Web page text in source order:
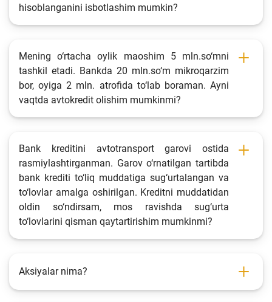
hisoblanganini isbotlashim mumkin?
Mening o‘rtacha oylik maoshim 5 mln.so‘mni
tashkil etadi. Bankda 20 mln.so‘m mikroqarzim
bor, oyiga 2 mln. atrofida to‘lab boraman. Ayni
vaqtda avtokredit olishim mumkinmi?
Bank kreditini avtotransport garovi ostida
rasmiylashtirganman. Garov o‘rnatilgan tartibda
bank krediti to‘liq muddatiga sug‘urtalangan va
to‘lovlar amalga oshirilgan. Kreditni muddatidan
oldin so‘ndirsam, mos ravishda sug‘urta
to‘lovlarini qisman qaytartirishim mumkinmi?
Aksiyalar nima?